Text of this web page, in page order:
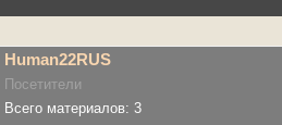
Human22RUS
Посетители
Всего материалов: 3